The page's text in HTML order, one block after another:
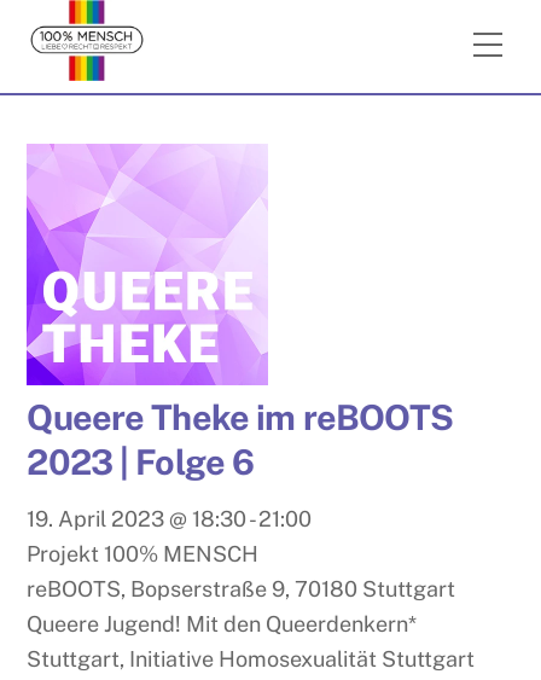
content
Queere Theke im reBOOTS
2023 | Folge 6
19. April 2023 @ 18:30-21:00
Projekt 100% MENSCH
reBOOTS, Bopserstraße 9, 70180 Stuttgart
Queere Jugend! Mit den Queerdenkern*
Stuttgart, Initiative Homosexualität Stuttgart